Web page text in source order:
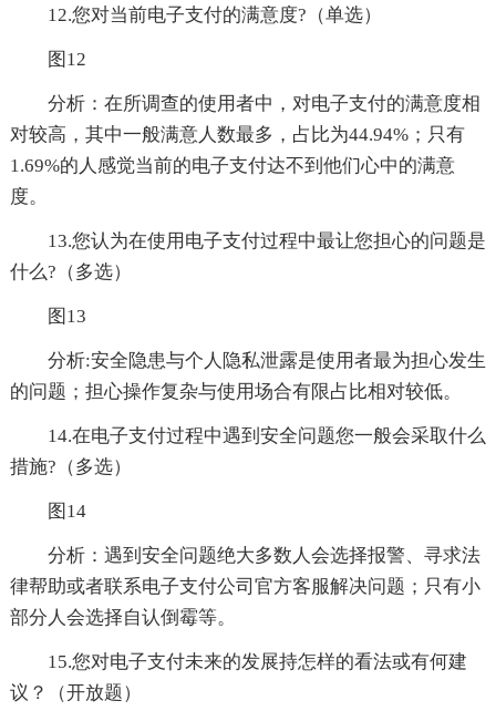
12.您对当前电子支付的满意度?（单选）
图12
分析：在所调查的使用者中，对电子支付的满意度相
对较高，其中一般满意人数最多，占比为44.94%；只有
1.69%的人感觉当前的电子支付达不到他们心中的满意
度。
13.您认为在使用电子支付过程中最让您担心的问题是
什么?（多选）
图13
分析:安全隐患与个人隐私泄露是使用者最为担心发生
的问题；担心操作复杂与使用场合有限占比相对较低。
14.在电子支付过程中遇到安全问题您一般会采取什么
措施?（多选）
图14
分析：遇到安全问题绝大多数人会选择报警、寻求法
律帮助或者联系电子支付公司官方客服解决问题；只有小
部分人会选择自认倒霉等。
15.您对电子支付未来的发展持怎样的看法或有何建
议？（开放题）